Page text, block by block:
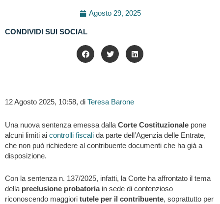
Agosto 29, 2025
CONDIVIDI SUI SOCIAL
12 Agosto 2025, 10:58, di Teresa Barone
Una nuova sentenza emessa dalla Corte Costituzionale pone
alcuni limiti ai controlli fiscali da parte dell’Agenzia delle Entrate,
che non può richiedere al contribuente documenti che ha già a
disposizione.
Con la sentenza n. 137/2025, infatti, la Corte ha affrontato il tema
della preclusione probatoriain sede di contenzioso
riconoscendo maggiori tutele per il contribuente, soprattutto per